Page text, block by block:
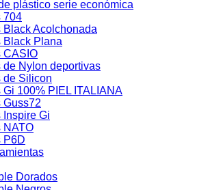
plástico serie económica
704
Black Acolchonada
Black Plana
CASIO
de Nylon deportivas
de Silicon
Gi 100% PIEL ITALIANA
Guss72
Inspire Gi
NATO
P6D
Dorados